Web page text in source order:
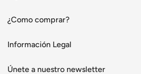
¿Como comprar?
Información Legal
Únete a nuestro newsletter